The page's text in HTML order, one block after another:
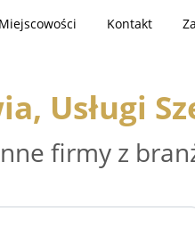
Miejscowości Kontakt
Usługi
firmy z